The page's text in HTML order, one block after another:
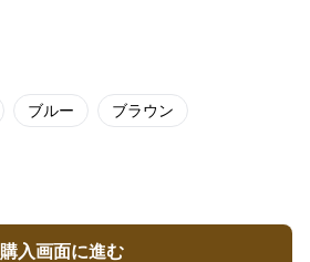
ブルー ブラウン
購入画面に進む